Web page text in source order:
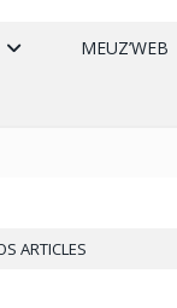
MEUZ’WEB
ARTICLES